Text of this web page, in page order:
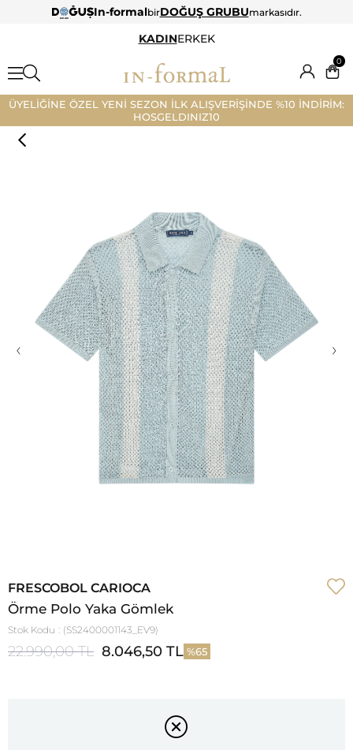
In-formalbirDOĞUŞ GRUBUmarkasıdır.
KADINERKEK
0
ÜYELİĞİNE ÖZEL YENİ SEZON İLK ALIŞVERİŞİNDE %10 İNDİRİM:
HOSGELDINIZ10
‹ ›
FRESCOBOL CARIOCA
Örme Polo Yaka Gömlek
Stok Kodu (SS2400001143_EV9)
22.990,00 TL 8.046,50 TL 65